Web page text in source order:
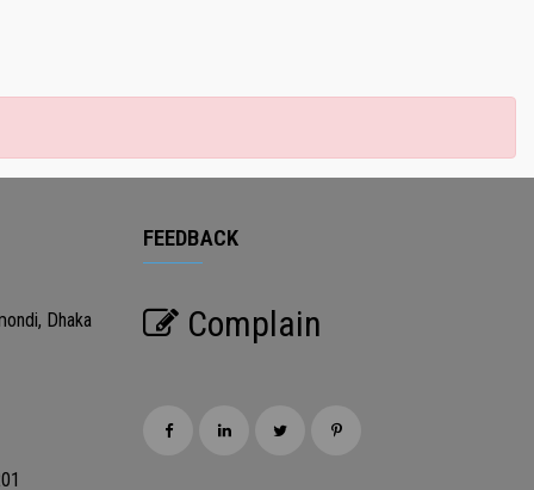
Dhaka
FEEDBACK
Complain